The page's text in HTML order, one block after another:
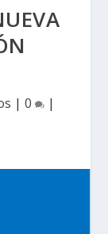
| 0 |